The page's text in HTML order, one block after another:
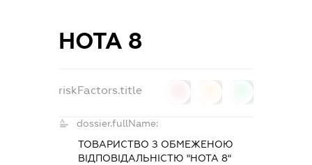
НОТА 8
riskFactors.title
dossier.fullName:
ТОВАРИСТВО З ОБМЕЖЕНОЮ
ВІДПОВІДАЛЬНІСТЮ "НОТА 8"